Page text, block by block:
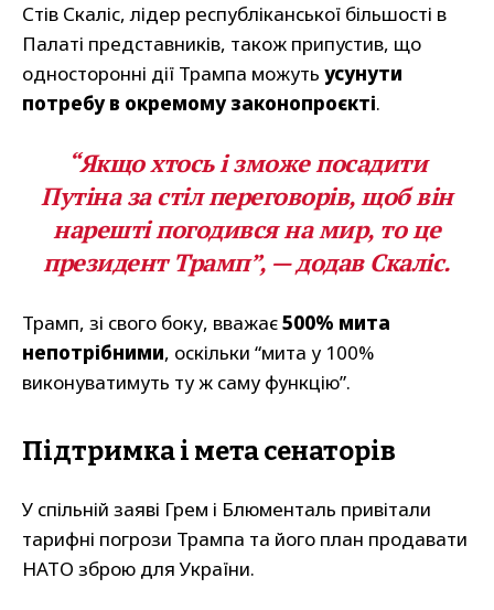
Стів Скаліс, лідер республіканської більшості в
Палаті представників, також припустив, що
односторонні дії Трампа можуть усунути
потребу в окремому законопроєкті.
“Якщо хтось і зможе посадити
Путіна за стіл переговорів, щоб він
нарешті погодився на мир, то це
президент Трамп”, — додав Скаліс.
Трамп, зі свого боку, вважає500% мита
непотрібними, оскільки “мита у 100%
виконуватимуть ту ж саму функцію”.
Підтримка і мета сенаторів
У спільній заяві Грем і Блюменталь привітали
тарифні погрози Трампа та його план продавати
НАТО зброю для України.